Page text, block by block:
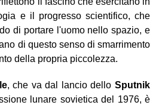
e il progresso scientifico, che
di portare l'uomo nello spazio, e
di questo senso di smarrimento
della propria piccolezza.
, che va dal lancio delloSputnik
lunare sovietica del 1976, è